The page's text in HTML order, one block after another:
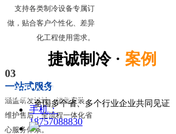
支持各类制冷设备专属订
做，贴合客户个性化、差异
化工程使用需求。
03
一站式服务
涵盖研发设计、销售安装、
维护售后，全流程一体化省
心服务体系。
专注各类
制冷设备生产
全国服务咨询热线：
手机：
18757088830
捷诚制冷 · 案例
全国多个省、多个行业企业共同见证